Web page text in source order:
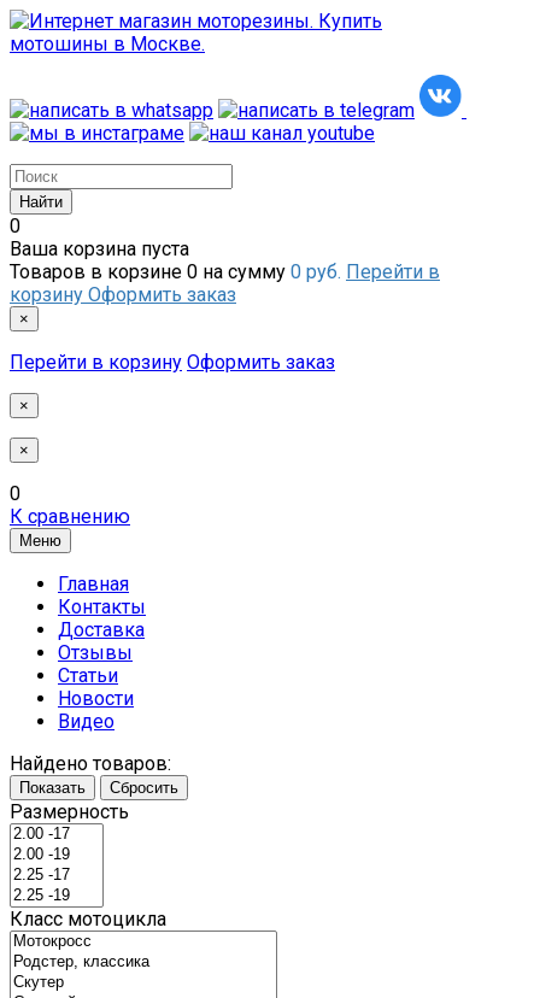
0
Ваша корзина пуста
Товаров в корзине 0 на сумму 0 руб. Перейти в
корзину Оформить заказ
×
Перейти в корзину Оформить заказ
×
×
0
К сравнению
Меню
Главная
Контакты
Доставка
Отзывы
Статьи
Новости
Видео
Найдено товаров:
Показать Сбросить
Размерность
Класс мотоцикла